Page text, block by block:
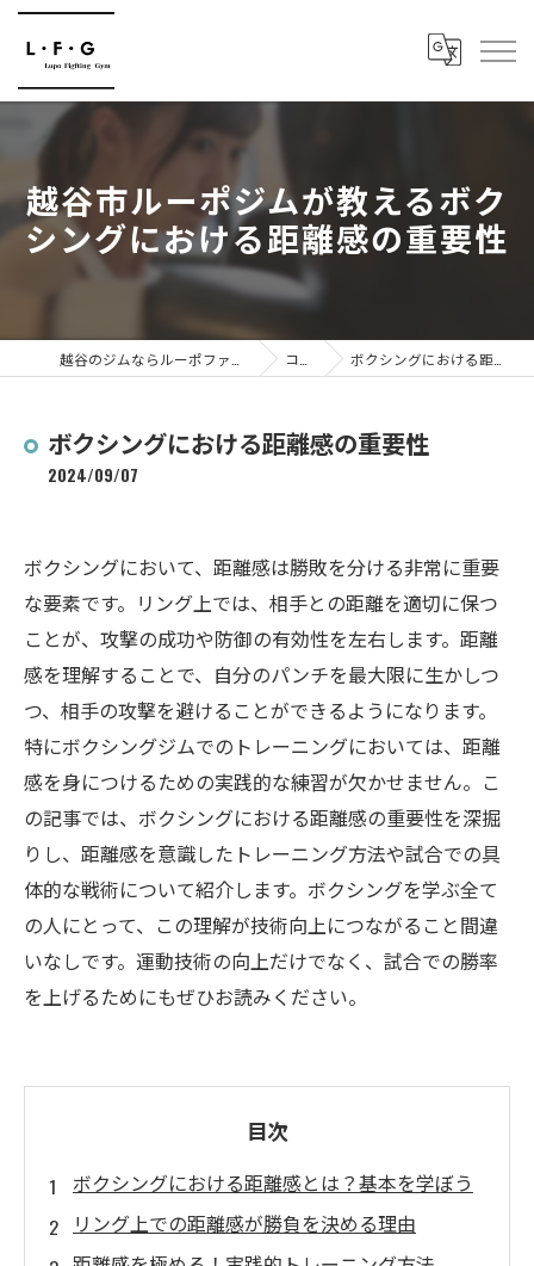
越谷市ルーポジムが教えるボク
シングにおける距離感の重要性
コラム ボクシングにおける距離感の重要性
ボクシングにおける距離感の重要性
2024/09/07
ボクシングにおいて、距離感は勝敗を分ける非常に重要
な要素です。リング上では、相手との距離を適切に保つ
ことが、攻撃の成功や防御の有効性を左右します。距離
感を理解することで、自分のパンチを最大限に生かしつ
つ、相手の攻撃を避けることができるようになります。
特にボクシングジムでのトレーニングにおいては、距離
感を身につけるための実践的な練習が欠かせません。こ
の記事では、ボクシングにおける距離感の重要性を深掘
りし、距離感を意識したトレーニング方法や試合での具
体的な戦術について紹介します。ボクシングを学ぶ全て
の人にとって、この理解が技術向上につながること間違
いなしです。運動技術の向上だけでなく、試合での勝率
を上げるためにもぜひお読みください。
目次
ボクシングにおける距離感とは？基本を学ぼう
リング上での距離感が勝負を決める理由